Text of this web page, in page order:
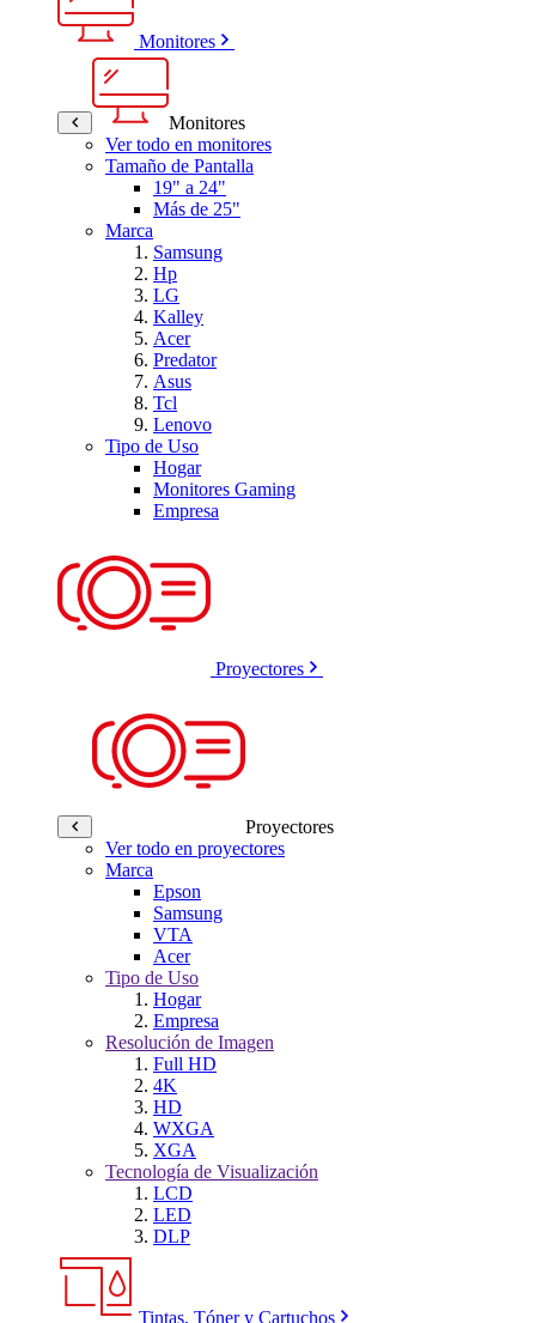
Monitores
Monitores
Ver todo en monitores
Tamaño de Pantalla
19" a 24"
Más de 25"
Marca
Samsung
Hp
LG
Kalley
Acer
Predator
Asus
Tcl
Lenovo
Tipo de Uso
Hogar
Monitores Gaming
Empresa
Proyectores
Proyectores
Ver todo en proyectores
Marca
Epson
Samsung
VTA
Acer
Tipo de Uso
Hogar
Empresa
Resolución de Imagen
Full HD
4K
HD
WXGA
XGA
Tecnología de Visualización
LCD
LED
DLP
Tintas, Tóner y Cartuchos